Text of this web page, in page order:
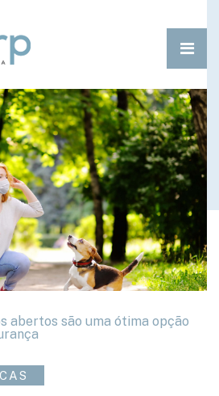
abertos são uma ótima opção